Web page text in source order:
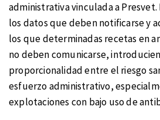
administrativa vinculada a
los datos que deben notificarse y
los que determinadas recetas en
no deben comunicarse,
proporcionalidad entre el riesgo
esfuerzo administrativo,
explotaciones con bajo uso de